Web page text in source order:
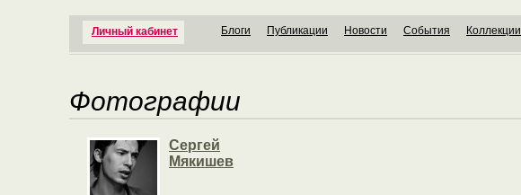
Личный кабинет Блоги Публикации Новости События Коллекции
Фотографии
Сергей
Мякишев